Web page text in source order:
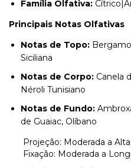
Família Olfativa:
Principais Notas Olfativas
Notas de Topo:
Siciliana
Notas de Corpo: Canela
Néroli Tunisiano
Notas de Fundo:
de Guaiac, Olíbano
Projeção: Moderada a Alta
Fixação: Moderada a